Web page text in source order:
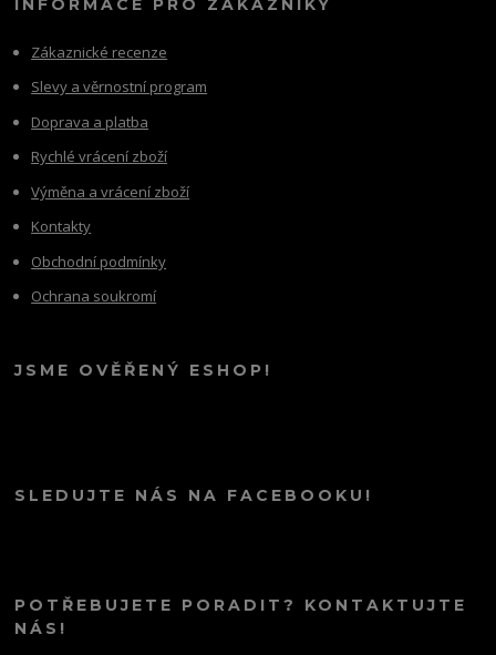
INFORMACE PRO ZÁKAZNÍKY
Zákaznické recenze
Slevy a věrnostní program
Doprava a platba
Rychlé vrácení zboží
Výměna a vrácení zboží
Kontakty
Obchodní podmínky
Ochrana soukromí
JSME OVĚŘENÝ ESHOP!
SLEDUJTE NÁS NA FACEBOOKU!
POTŘEBUJETE PORADIT? KONTAKTUJTE
NÁS!